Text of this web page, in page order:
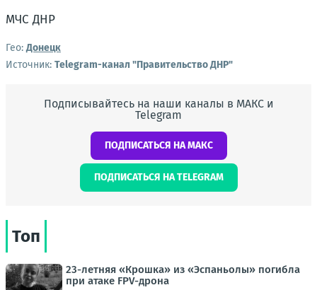
МЧС ДНР
Гео:Донецк
Источник: Telegram-канал "Правительство ДНР"
Подписывайтесь на наши каналы в МАКС и
Telegram
ПОДПИСАТЬСЯ НА МАКС
ПОДПИСАТЬСЯ НА TELEGRAM
Топ
23-летняя «Крошка» из «Эспаньолы» погибла
при атаке FPV-дрона